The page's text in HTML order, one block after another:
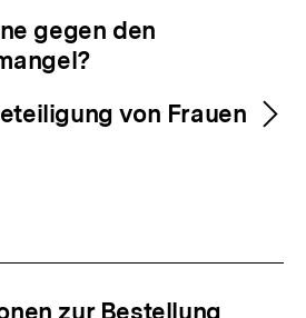
gegen den
von Frauen
zur Bestellung